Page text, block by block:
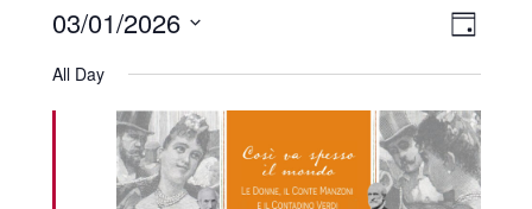
Views
Event
Views
Day
03/01/2026
date.
All Day